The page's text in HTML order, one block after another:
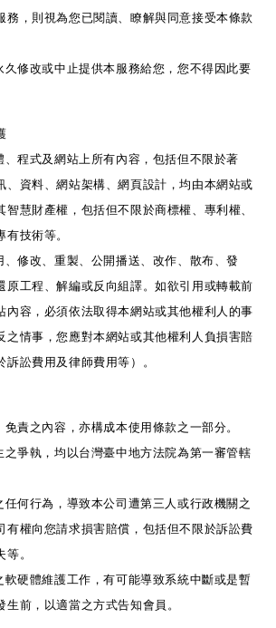
務，則視為您已閱讀、瞭解與同意接受本條款
久修改或中止提供本服務給您，您不得因此要
、程式及網站上所有內容，包括但不限於著
、資料、網站架構、網頁設計，均由本網站或
智慧財產權，包括但不限於商標權、專利權、
技術等。
修改、重製、公開播送、改作、散布、發
原工程、解編或反向組譯。如欲引用或轉載前
內容，必須依法取得本網站或其他權利人的事
之情事，您應對本網站或其他權利人負損害賠
訟費用及律師費用等）。
責之內容，亦構成本使用條款之一部分。
之爭執，均以台灣臺中地方法院為第一審管轄
何行為，導致本公司遭第三人或行政機關之
有權向您請求損害賠償，包括但不限於訴訟費
。
硬體維護工作，有可能導致系統中斷或是暫
前，以適當之方式告知會員。